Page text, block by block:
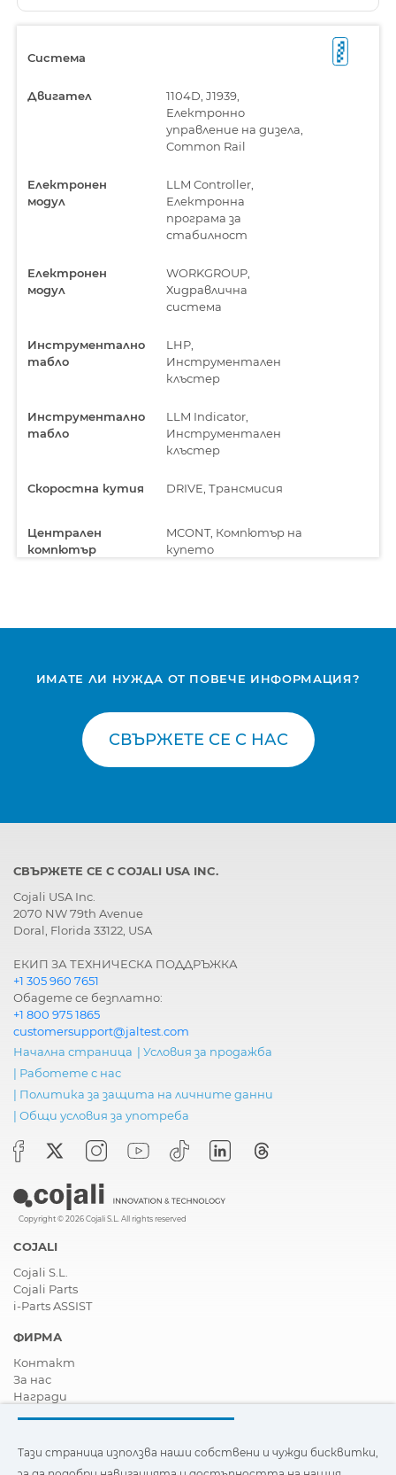
Система
Двигател
1104D, J1939,
Електронно
управление на дизела,
Common Rail
Електронен
модул
LLM Controller,
Електронна
програма за
стабилност
Електронен
модул
WORKGROUP,
Хидравлична
система
Инструментално
табло
LHP,
Инструментален
клъстер
Инструментално
табло
LLM Indicator,
Инструментален
клъстер
Скоростна кутия DRIVE, Трансмисия
Централен
компютър
MCONT, Компютър на
купето
ИМАТЕ ЛИ НУЖДА ОТ ПОВЕЧЕ ИНФОРМАЦИЯ?
СВЪРЖЕТЕ СЕ С НАС
СВЪРЖЕТЕ СЕ С COJALI USA INC.
Cojali USA Inc.
2070 NW 79th Avenue
Doral, Florida 33122, USA
ЕКИП ЗА ТЕХНИЧЕСКА ПОДДРЪЖКА
+1 305 960 7651
Обадете се безплатно:
+1 800 975 1865
customersupport@jaltest.com
Начална страница | Условия за продажба
| Работете с нас
| Политика за защита на личните данни
| Общи условия за употреба
Copyright © 2026 Cojali S.L. All rights reserved
COJALI
Cojali S.L.
Cojali Parts
i-Parts ASSIST
ФИРМА
Контакт
За нас
Награди
Станете дистрибутор
Новини
Тази страница използва наши собствени и чужди бисквитки,